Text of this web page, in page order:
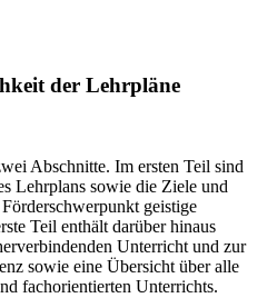
der Lehrpläne
Abschnitte. Im ersten Teil sind
Lehrplans sowie die Ziele und
geistige
Teil enthält darüber hinaus
Unterricht und zur
sowie eine Übersicht über alle
fachorientierten Unterrichts.